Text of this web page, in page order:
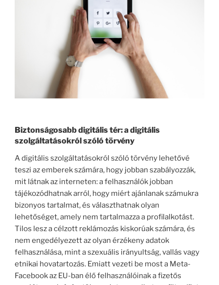
Biztonságosabb digitális tér: a digitális
szolgáltatásokról szóló törvény
A digitális szolgáltatásokról szóló törvény lehetővé
teszi az emberek számára, hogy jobban szabályozzák,
mit látnak az interneten: a felhasználók jobban
tájékozódhatnak arról, hogy miért ajánlanak számukra
bizonyos tartalmat, és választhatnak olyan
lehetőséget, amely nem tartalmazza a profilalkotást.
Tilos lesz a célzott reklámozás kiskorúak számára, és
nem engedélyezett az olyan érzékeny adatok
felhasználása, mint a szexuális irányultság, vallás vagy
etnikai hovatartozás. Emiatt vezeti be most a Meta-
Facebook az EU-ban élő felhasználóinak a fizetős